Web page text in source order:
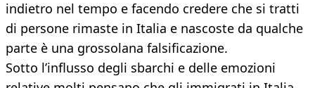
indietro nel tempo e facendo credere che si tratti
di persone rimaste in Italia e nascoste da qualche
parte è una grossolana falsificazione.
Sotto l’influsso degli sbarchi e delle emozioni